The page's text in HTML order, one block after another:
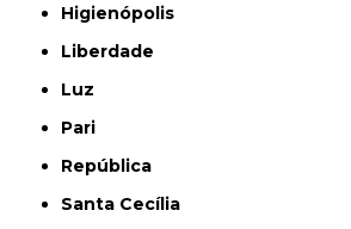
Higienópolis
Liberdade
Luz
Pari
República
Santa Cecília